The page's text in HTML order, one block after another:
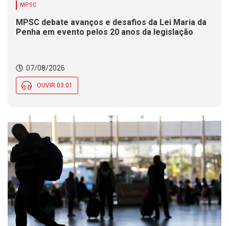
MPSC
MPSC debate avanços e desafios da Lei Maria da
Penha em evento pelos 20 anos da legislação
07/08/2026
OUVIR 03:01